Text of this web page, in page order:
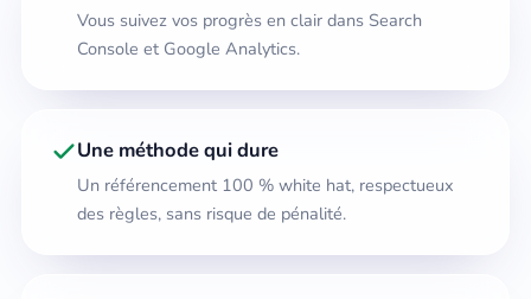
Vous suivez vos progrès en clair dans Search
Console et Google Analytics.
Une méthode qui dure
Un référencement 100 % white hat, respectueux
des règles, sans risque de pénalité.